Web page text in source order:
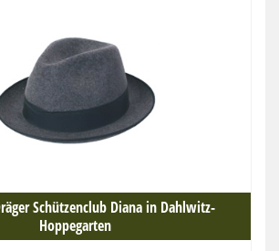
Schützenclub Diana in Dahlwitz-
Hoppegarten